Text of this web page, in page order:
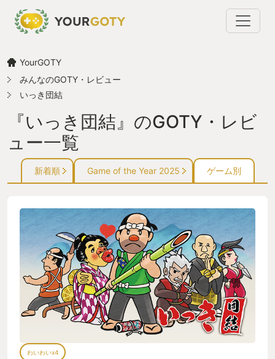
YourGOTY
みんなのGOTY・レビュー
いっき団結
『いっき団結』のGOTY・レビ
ュー一覧
新着順 Game of the Year 2025 ゲーム別
わいわいx4